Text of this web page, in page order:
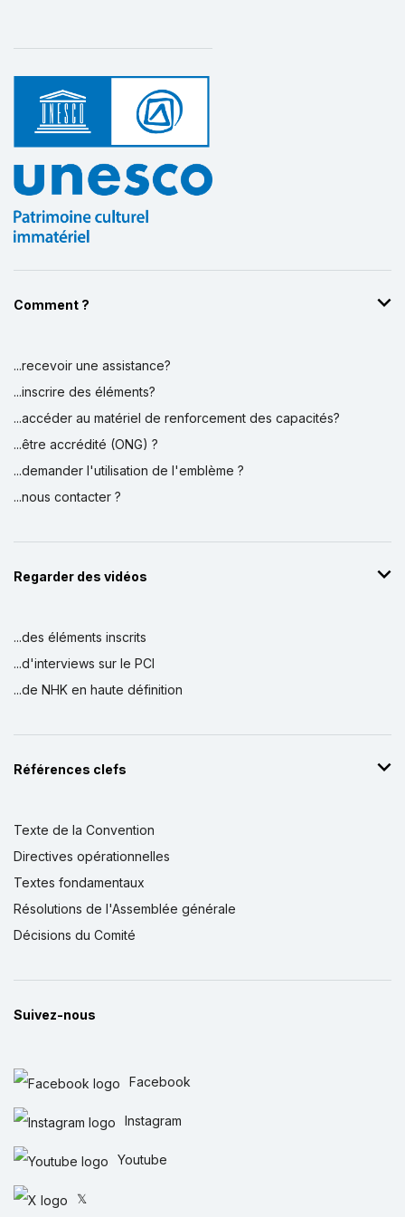
TÜRKIYE 2013
Karagöz Derneği - TÜRKIYE
Kültürel Araştırmalar Vakfı - TÜRKIYE
2002
Mim Sanat Derneği - TÜRKIYE
Okçular Vakfı - TÜRKIYE
Somut Olmayan Kültürel Miras Enstitüsü
UNIMA Türkiye Millî Merkezi - TÜRKIYE
1990
Yolda Derneği - TÜRKIYE 2015
Comment ?
...recevoir une assistance?
...inscrire des éléments?
...accéder au matériel de renforcement des capacités?
...être accrédité (ONG) ?
...demander l'utilisation de l'emblème ?
...nous contacter ?
Regarder des vidéos
...des éléments inscrits
...d'interviews sur le PCI
...de NHK en haute définition
Références clefs
Texte de la Convention
Directives opérationnelles
Textes fondamentaux
Résolutions de l'Assemblée générale
Décisions du Comité
Suivez-nous
Facebook
Instagram
Youtube
𝕏